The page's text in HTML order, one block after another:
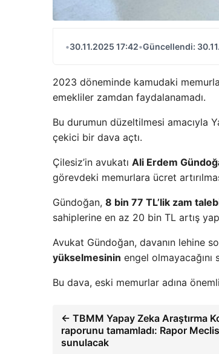
•30.11.2025 17:42•Güncellendi:
2023 döneminde kamudaki
emekliler zamdan faydalanamadı.
Bu durumun düzeltilmesi amacıyla
çekici bir dava açtı.
Çilesiz’in avukatı Ali Erdem
görevdeki memurlara ücret
Gündoğan, 8 bin 77 TL’lik zam
sahiplerine en az 20 bin TL artış
Avukat Gündoğan, davanın lehine
yükselmesinin engel olmayacağını
Bu dava, eski memurlar adına
← TBMM Yapay Zeka Araştırma
raporunu tamamladı: Rapor
sunulacak